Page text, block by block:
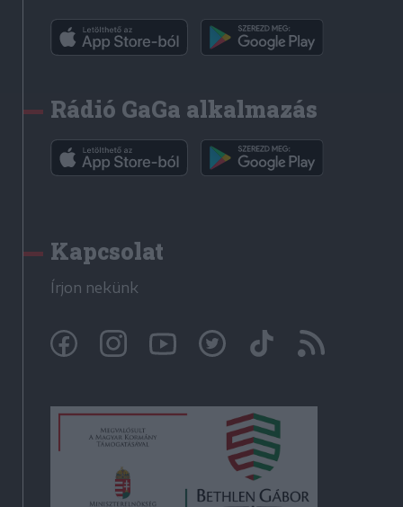
Rádió GaGa alkalmazás
Kapcsolat
Írjon nekünk